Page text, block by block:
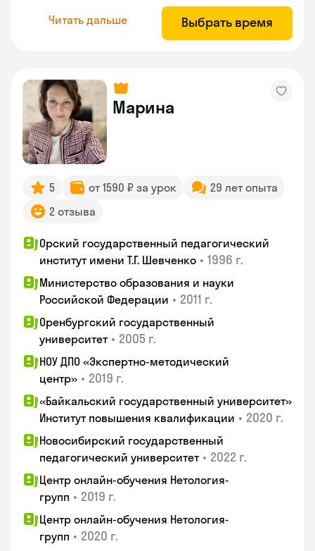
Читать дальше Выбрать время
Марина
5 от 1590 ₽ за урок
29 лет опыта
2 отзыва
Орский государственный педагогический
институт имени Т.Г. Шевченко • 1996 г.
Министерство образования и науки
Российской Федерации • 2011 г.
Оренбургский государственный
университет • 2005 г.
НОУ ДПО «Экспертно-методический
центр» • 2019 г.
«Байкальский государственный университет»
Институт повышения квалификации • 2020 г.
Новосибирский государственный
педагогический университет • 2022 г.
Центр онлайн-обучения Нетология-
групп • 2019 г.
Центр онлайн-обучения Нетология-
групп • 2020 г.